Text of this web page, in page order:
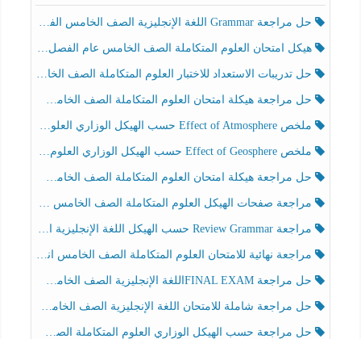
حل مراجعة Grammar اللغة الإنجليزية الصف الخامس الفصل الثالث
هيكل امتحان العلوم المتكاملة الصف الخامس عام الفصل الدراسي الثالث 2025-2026
حل تدريبات الاستعداد للاختبار العلوم المتكاملة الصف الخامس عام الفصل الثالث
حل مراجعة هيكلة امتحان العلوم المتكاملة الصف الخامس انسبير الفصل الثالث
ملخص Effect of Atmosphere حسب الهيكل الوزاري العلوم المتكاملة الصف الخامس انسبير الفصل الثالث
ملخص Effect of Geosphere حسب الهيكل الوزاري العلوم المتكاملة الصف الخامس انسبير الفصل الثالث
حل مراجعة هيكلة امتحان العلوم المتكاملة الصف الخامس عام الفصل الثالث
مراجعة صفحات الهيكل العلوم المتكاملة الصف الخامس انسبير الفصل الثالث
مراجعة Review Grammar حسب الهيكل اللغة الإنجليزية الصف الخامس الفصل الثالث
مراجعة نهائية للامتحان العلوم المتكاملة الصف الخامس انسبير الفصل الثالث
حل مراجعة FINAL EXAMاللغة الإنجليزية الصف الخامس الفصل الثالث
حل مراجعة شاملة للامتحان اللغة الإنجليزية الصف الخامس الفصل الثالث
حل مراجعة حسب الهيكل الوزاري العلوم المتكاملة الصف الخامس عام الفصل الثالث